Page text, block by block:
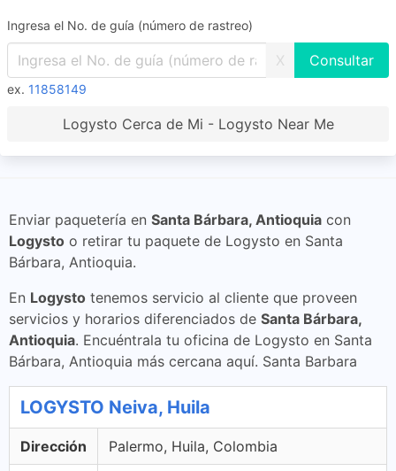
Ingresa el No. de guía (número de rastreo)
X
ex. 11858149
Logysto Cerca de Mi - Logysto Near Me
Enviar paquetería en Santa Bárbara, Antioquia con
Logysto o retirar tu paquete de Logysto en Santa
Bárbara, Antioquia.
En Logysto tenemos servicio al cliente que proveen
servicios y horarios diferenciados de Santa Bárbara,
Antioquia. Encuéntrala tu oficina de Logysto en Santa
Bárbara, Antioquia más cercana aquí. Santa Barbara
LOGYSTO Neiva, Huila
Dirección Palermo, Huila, Colombia